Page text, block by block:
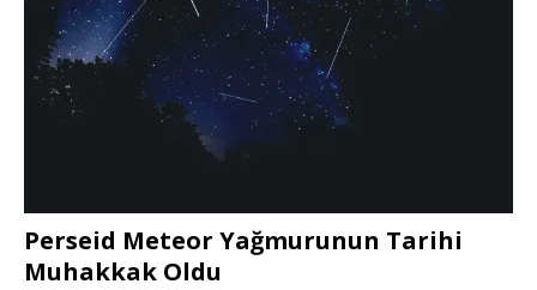
Perseid Meteor Yağmurunun Tarihi
Muhakkak Oldu